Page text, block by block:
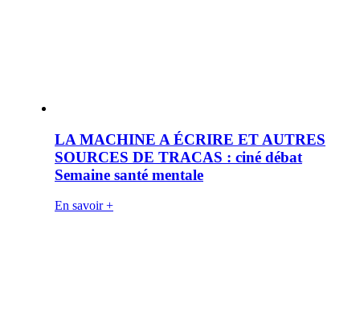
LA MACHINE A ÉCRIRE ET AUTRES
SOURCES DE TRACAS : ciné débat
Semaine santé mentale
En savoir +